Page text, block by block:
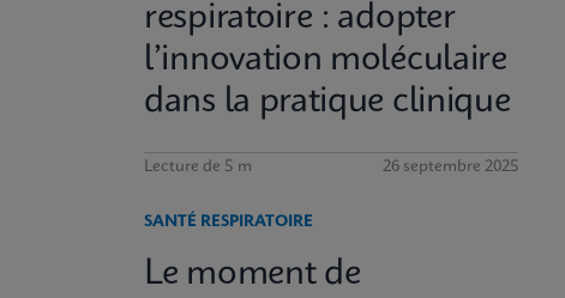
respiratoire : adopter
l’innovation moléculaire
dans la pratique clinique
Lecture de 5 m 26 septembre 2025
SANTÉ RESPIRATOIRE
Le moment de